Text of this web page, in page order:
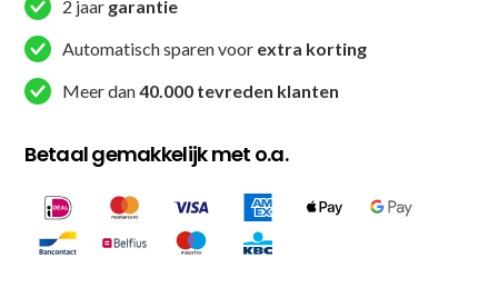
2 jaar garantie
Automatisch sparen voor extra korting
Meer dan40.000 tevreden klanten
Betaal gemakkelijk met o.a.